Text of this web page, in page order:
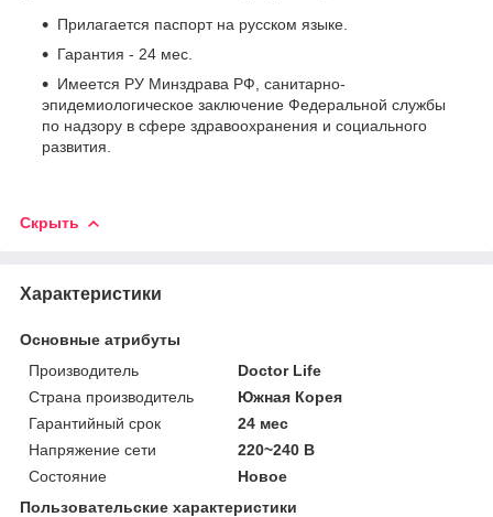
Прилагается паспорт на русском языке.
Гарантия - 24 мес.
Имеется РУ Минздрава РФ, санитарно-
эпидемиологическое заключение Федеральной службы
по надзору в сфере здравоохранения и социального
развития.
Скрыть
Характеристики
Основные атрибуты
Производитель
Doctor Life
Страна производитель
Южная Корея
Гарантийный срок
24 мес
Напряжение сети
220~240 В
Состояние
Новое
Пользовательские характеристики